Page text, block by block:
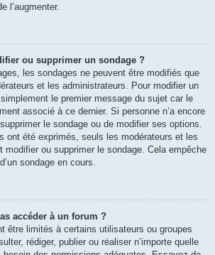
l’augmenter.
ou supprimer un sondage ?
les sondages ne peuvent être modifiés que
et les administrateurs. Pour modifier un
le premier message du sujet car le
associé à ce dernier. Si personne n’a encore
le sondage ou de modifier ses options.
ont été exprimés, seuls les modérateurs et les
modifier ou supprimer le sondage. Cela empêche
sondage en cours.
accéder à un forum ?
être limités à certains utilisateurs ou groupes
rédiger, publier ou réaliser n’importe quelle